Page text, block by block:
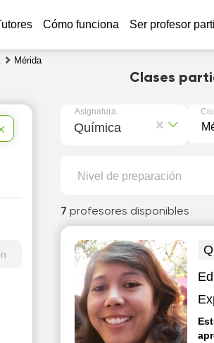
Cómo funciona Ser profesor
Mérida
Clases
Asignatura
Química
Nivel de preparación
7 profesores disponibles